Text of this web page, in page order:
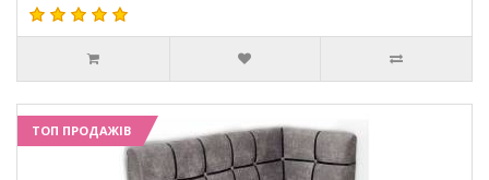
ТОП ПРОДАЖІВ